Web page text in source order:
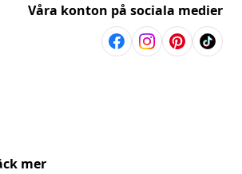
Våra konton på sociala medier
mer